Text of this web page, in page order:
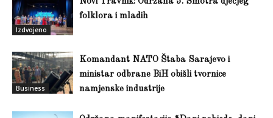
Izdvojeno
folklora i mladih
Business
Komandant NATO Štaba Sarajevo i
ministar odbrane BiH obišli tvornice
namjenske industrije